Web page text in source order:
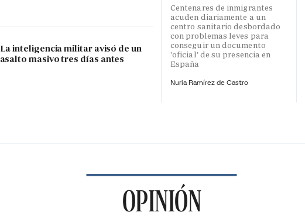
La inteligencia militar avisó de un
asalto masivo tres días antes
Centenares de inmigrantes
acuden diariamente a un
centro sanitario desbordado
con problemas leves para
conseguir un documento
'oficial' de su presencia en
España
Nuria Ramírez de Castro
OPINIÓN